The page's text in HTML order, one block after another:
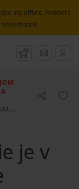
ste offline. Niektoré
Strážny pes
Správy
je v